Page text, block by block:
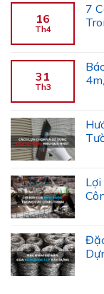
16
Th4
7
31
Th3
Lợi